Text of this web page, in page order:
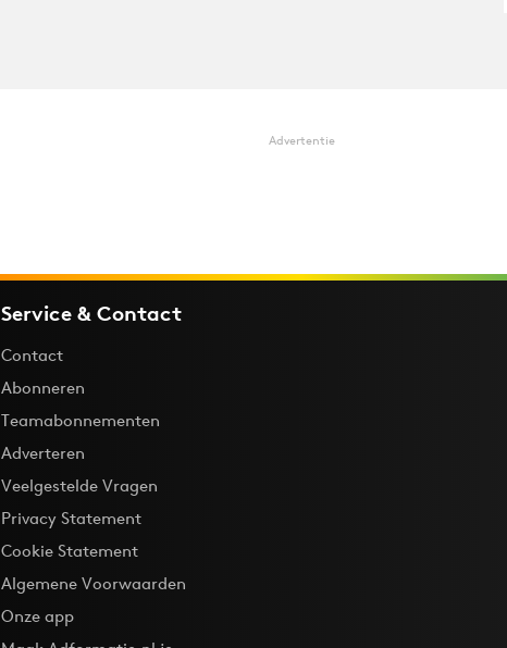
Advertentie
Service & Contact
Contact
Abonneren
Teamabonnementen
Adverteren
Veelgestelde Vragen
Privacy Statement
Cookie Statement
Algemene Voorwaarden
Onze app